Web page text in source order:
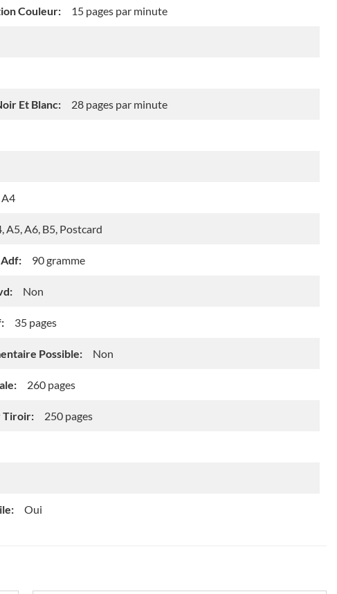
Couleur: 15 pages par minute
Et Blanc: 28 pages par minute
A4
A5, A6, B5, Postcard
90 gramme
Non
35 pages
Possible: Non
260 pages
Tiroir: 250 pages
Oui